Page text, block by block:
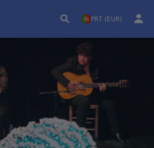
PRT (EUR)